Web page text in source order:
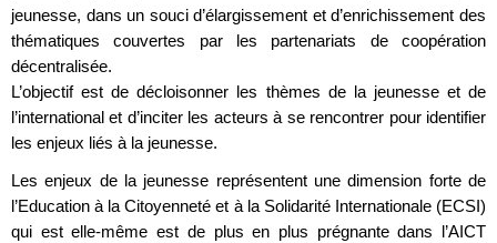
jeunesse, dans un souci d’élargissement et d’enrichissement des
thématiques couvertes par les partenariats de coopération
décentralisée.
L’objectif est de décloisonner les thèmes de la jeunesse et de
l’international et d’inciter les acteurs à se rencontrer pour identifier
les enjeux liés à la jeunesse.
Les enjeux de la jeunesse représentent une dimension forte de
l’Education à la Citoyenneté et à la Solidarité Internationale (ECSI)
qui est elle-même est de plus en plus prégnante dans l’AICT